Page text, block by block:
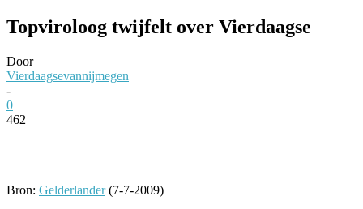
Topviroloog twijfelt over Vierdaagse
Door
Vierdaagsevannijmegen
-
0
462
Bron: Gelderlander(7-7-2009)